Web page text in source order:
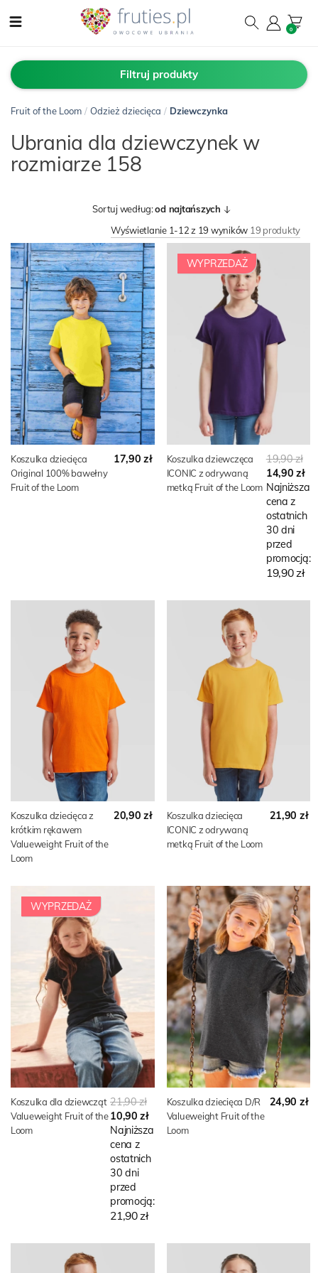
0
Filtruj produkty
Fruit of the Loom / Odzież dziecięca / Dziewczynka
Ubrania dla dziewczynek w
rozmiarze 158
Sortuj według:od najtańszych
Wyświetlanie 1-12 z 19 wyników 19 produkty
Koszulka dziecięca
Original 100% bawełny
Fruit of the Loom
17,90 zł
Koszulka dziewczęca
ICONIC z odrywaną
metką Fruit of the Loom
WYPRZEDAŻ
19,90 zł
14,90 zł
Najniższa
cena z
ostatnich
30 dni
przed
promocją:
19,90 zł
Koszulka dziecięca z
krótkim rękawem
Valueweight Fruit of the
Loom
20,90 zł
Koszulka dziecięca
ICONIC z odrywaną
metką Fruit of the Loom
21,90 zł
Koszulka dla dziewcząt
Valueweight Fruit of the
Loom
WYPRZEDAŻ
21,90 zł
10,90 zł
Najniższa
cena z
ostatnich
30 dni
przed
promocją:
21,90 zł
Koszulka dziecięca D/R
Valueweight Fruit of the
Loom
24,90 zł